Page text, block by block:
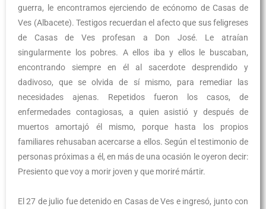
guerra, le encontramos ejerciendo de ecónomo de Casas de
Ves (Albacete). Testigos recuerdan el afecto que sus feligreses
de Casas de Ves profesan a Don José. Le atraían
singularmente los pobres. A ellos iba y ellos le buscaban,
encontrando siempre en él al sacerdote desprendido y
dadivoso, que se olvida de sí mismo, para remediar las
necesidades ajenas. Repetidos fueron los casos, de
enfermedades contagiosas, a quien asistió y después de
muertos amortajó él mismo, porque hasta los propios
familiares rehusaban acercarse a ellos. Según el testimonio de
personas próximas a él, en más de una ocasión le oyeron decir:
Presiento que voy a morir joven y que moriré mártir.
El 27 de julio fue detenido en Casas de Ves e ingresó, junto con